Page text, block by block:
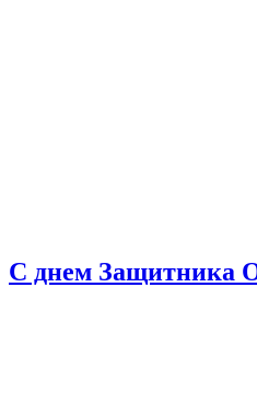
С днем Защитника